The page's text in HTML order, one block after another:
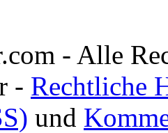
- Alle
- Rechtliche
und